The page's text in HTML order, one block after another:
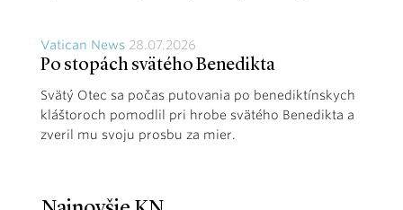
Vatican News 28.07.2026
Po stopách svätého Benedikta
Svätý Otec sa počas putovania po benediktínskych
kláštoroch pomodlil pri hrobe svätého Benedikta a
zveril mu svoju prosbu za mier.